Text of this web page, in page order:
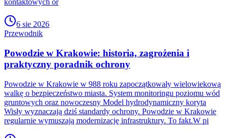
kontaktowych or
6 sie 2026
Przewodnik
Powodzie w Krakowie: historia, zagrożenia i
praktyczny poradnik ochrony
Powodzie w Krakowie w 988 roku zapoczątkowały wielowiekową
walkę o bezpieczeństwo miasta. System monitoringu poziomu wód
gruntowych oraz nowoczesny Model hydrodynamiczny koryta
Wisły wyznaczają dziś standardy ochrony. Powodzie w Krakowie
regularnie wymuszają modernizację infrastruktury. To fakt.W pi